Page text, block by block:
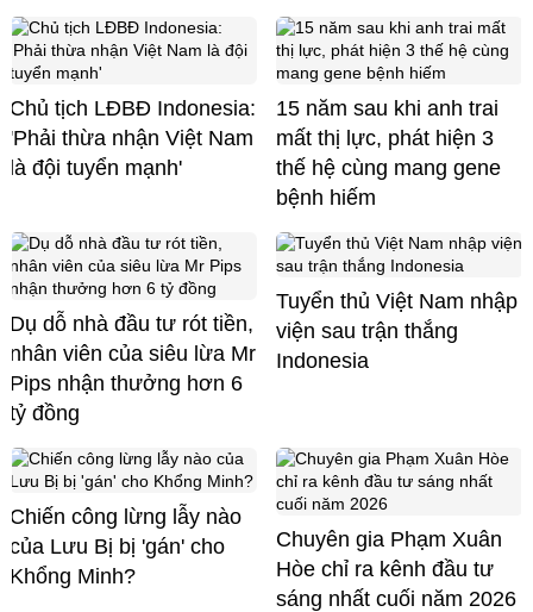
Chủ tịch LĐBĐ Indonesia:
'Phải thừa nhận Việt Nam
là đội tuyển mạnh'
15 năm sau khi anh trai
mất thị lực, phát hiện 3
thế hệ cùng mang gene
bệnh hiếm
Dụ dỗ nhà đầu tư rót tiền,
nhân viên của siêu lừa Mr
Pips nhận thưởng hơn 6
tỷ đồng
Tuyển thủ Việt Nam nhập
viện sau trận thắng
Indonesia
Chiến công lừng lẫy nào
của Lưu Bị bị 'gán' cho
Khổng Minh?
Chuyên gia Phạm Xuân
Hòe chỉ ra kênh đầu tư
sáng nhất cuối năm 2026